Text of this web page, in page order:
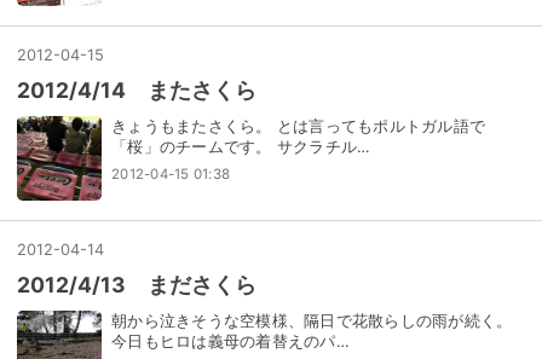
2012-04-15
2012/4/14 またさくら
きょうもまたさくら。 とは言ってもポルトガル語で
「桜」のチームです。 サクラチル…
2012-04-15 01:38
2012-04-14
2012/4/13 まださくら
朝から泣きそうな空模様、隔日で花散らしの雨が続く。
今日もヒロは義母の着替えのパ…